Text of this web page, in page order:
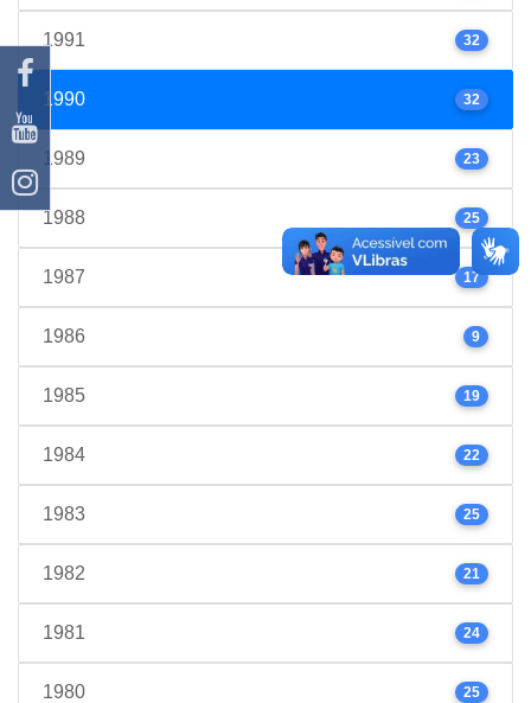
1991 32
1990 32
1989 23
1988 25
1987 17
1986 9
1985 19
1984 22
1983 25
1982 21
1981 24
1980 25